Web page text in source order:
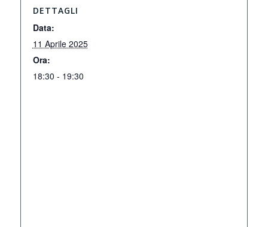
DETTAGLI
Data:
11 Aprile 2025
Ora:
18:30 - 19:30